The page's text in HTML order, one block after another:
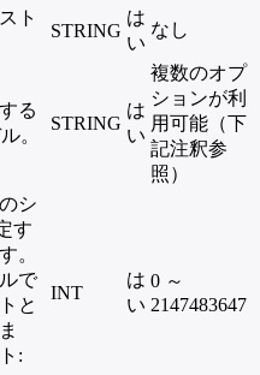
ト
STRING
は
い
なし
る
。
STRING
は
い
複数のオプ
ションが利
用可能（下
記注釈参
照）
シ
す
。
で
と
:
INT
は
い
0 ～
2147483647